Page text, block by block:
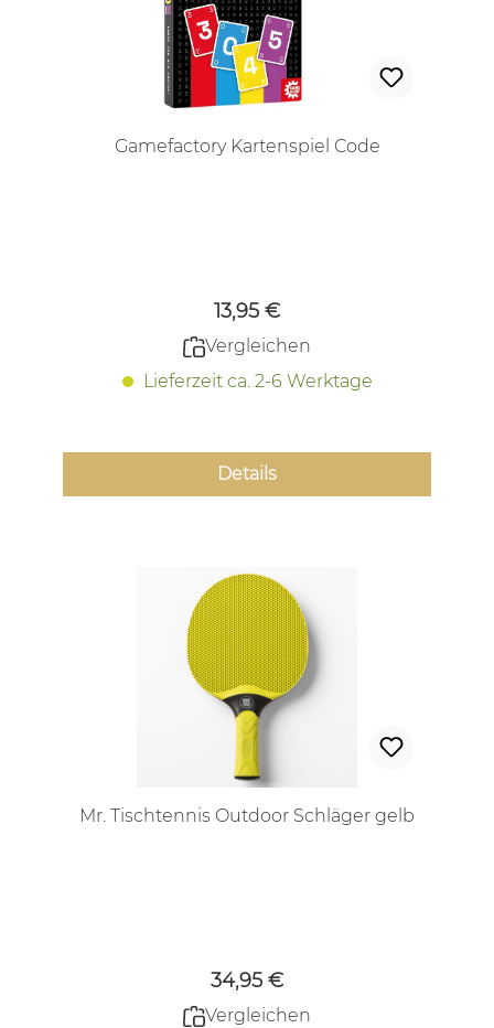
Gamefactory Kartenspiel Code
13,95 €
Vergleichen
Lieferzeit ca. 2-6 Werktage
Details
Mr. Tischtennis Outdoor Schläger gelb
34,95 €
Vergleichen